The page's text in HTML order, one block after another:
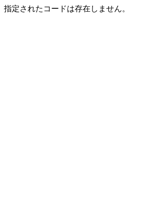
指定されたコードは存在しません。